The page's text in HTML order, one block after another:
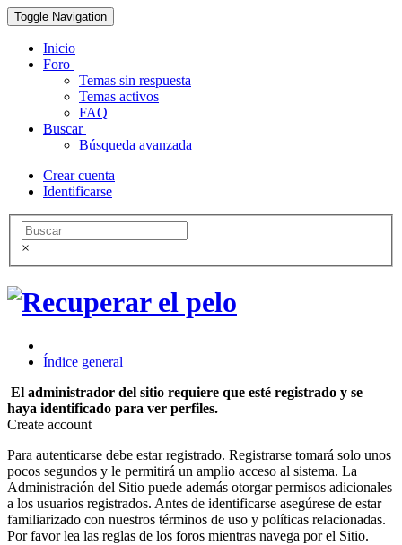
Toggle Navigation
Inicio
Foro
Temas sin respuesta
Temas activos
FAQ
Buscar
Búsqueda avanzada
Crear cuenta
Identificarse
×
Índice general
El administrador del sitio requiere que esté registrado y se
haya identificado para ver perfiles.
Create account
Para autenticarse debe estar registrado. Registrarse tomará solo unos
pocos segundos y le permitirá un amplio acceso al sistema. La
Administración del Sitio puede además otorgar permisos adicionales
a los usuarios registrados. Antes de identificarse asegúrese de estar
familiarizado con nuestros términos de uso y políticas relacionadas.
Por favor lea las reglas de los foros mientras navega por el Sitio.